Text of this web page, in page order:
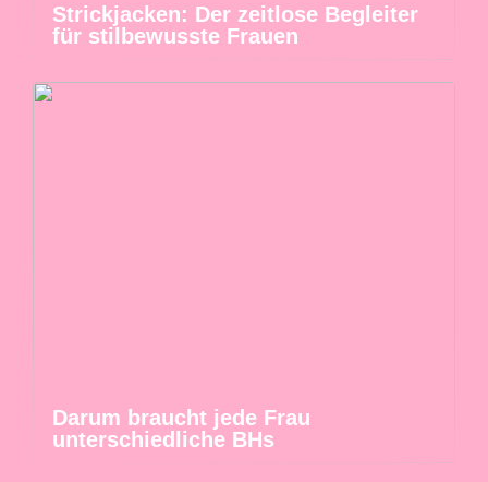
Strickjacken: Der zeitlose Begleiter
für stilbewusste Frauen
Darum braucht jede Frau
unterschiedliche BHs